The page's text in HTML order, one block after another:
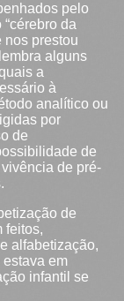
pelo
da
nos prestou
alguns
a
à
analítico ou
por
de
de
de pré-
de
feitos,
alfabetização,
em
infantil se